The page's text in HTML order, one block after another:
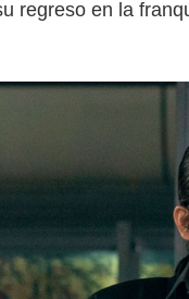
regreso en la